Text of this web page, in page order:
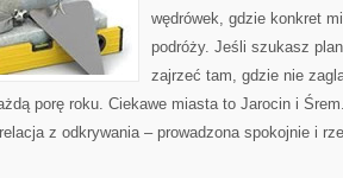
wędrówek, gdzie konkret
podróży. Jeśli szukasz
zajrzeć tam, gdzie nie
porę roku. Ciekawe miasta to Jarocin i
z odkrywania – prowadzona spokojnie i